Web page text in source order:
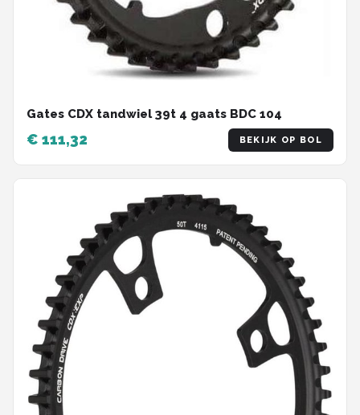
Gates CDX tandwiel 39t 4 gaats BDC 104
€ 111,32 BEKIJK OP BOL